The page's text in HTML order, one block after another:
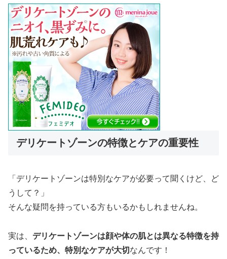
デリケートゾーンの特徴とケアの重要性
「デリケートゾーンは特別なケアが必要って聞くけど、ど
うして？」
そんな疑問を持っている方もいるかもしれませんね。
実は、 デリケートゾーンは顔や体の肌とは異なる特徴を持
っているため、特別なケアが大切 なんです！